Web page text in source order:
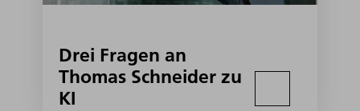
Drei Fragen an
Thomas Schneider zu
KI